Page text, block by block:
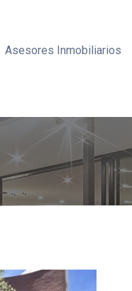
Asesores Inmobiliarios